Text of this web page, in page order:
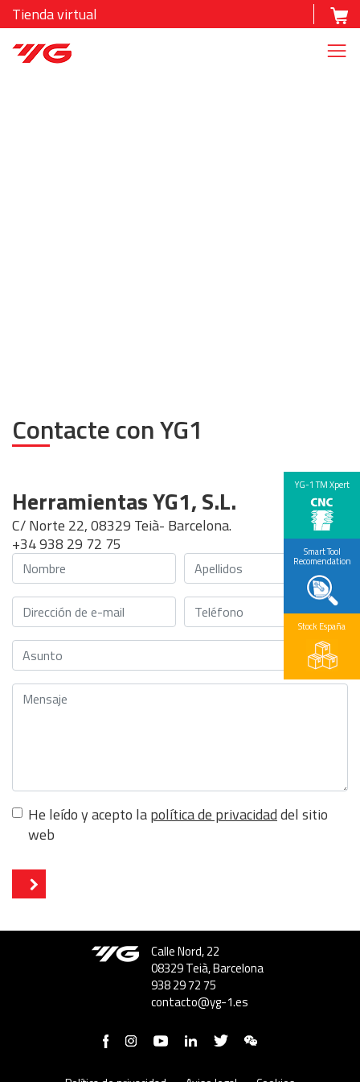
Tienda virtual
YG-1 TM Xpert
Smart Tool
Recomendation
Stock España
Contacte con YG1
Herramientas YG1, S.L.
C/ Norte 22, 08329 Teià- Barcelona.
+34 938 29 72 75
He leído y acepto lapolítica de privacidaddel sitio
web
Calle Nord, 22
08329 Teià, Barcelona
938 29 72 75
contacto@yg-1.es